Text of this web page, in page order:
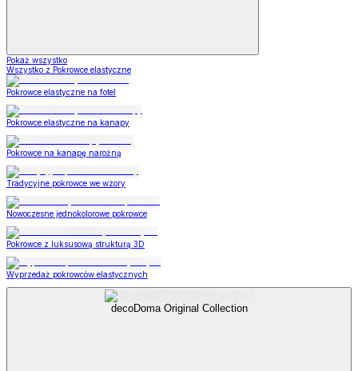
Pokaż wszystko
Wszystko z Pokrowce elastyczne
Pokrowce elastyczne na fotel
Pokrowce elastyczne na kanapy
Pokrowce na kanapę narożną
Tradycyjne pokrowce we wzory
Nowoczesne jednokolorowe pokrowce
Pokrowce z luksusową strukturą 3D
Wyprzedaż pokrowców elastycznych
decoDoma Original Collection